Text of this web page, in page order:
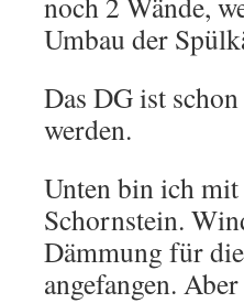
Umbau der
Das DG ist
werden.
Unten bin ich
Schornstein.
Dämmung für
angefangen.